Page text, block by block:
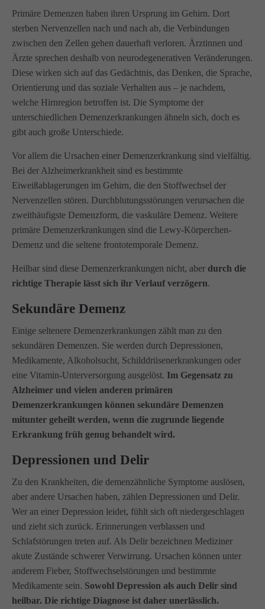
Primäre Demenzen haben ihren Ursprung im Gehirn. Dort
sterben Nervenzellen nach und nach ab, die Verbindungen
zwischen den Zellen gehen dauerhaft verloren. Ärztinnen und
Ärzte sprechen deshalb von neurodegenerativen Veränderungen.
Diese wirken sich auf das Gedächtnis, das Denken, die Sprache,
Orientierung und das soziale Verhalten aus – je nachdem,
welche Hirnregion betroffen ist. Die Symptome der
unterschiedlichen Demenzerkrankungen ähneln sich, doch es
gibt auch große Unterschiede.
Vor allem die Ursachen einer Demenzerkrankung sind vielfältig.
Bei der Alzheimerkrankheit sind es bestimmte
Eiweißablagerungen im Gehirn, die den Stoffwechsel der
Nervenzellen stören. Durchblutungsstörungen verursachen die
zweithäufigste Demenzform, die vaskuläre Demenz. Weitere
primäre Demenzerkrankungen sind die Lewy-Körperchen-
Demenz und die seltene frontotemporale Demenz.
Heilbar sind diese Demenzerkrankungen nicht, aber durch die
richtige Therapie lässt sich ihr Verlauf verzögern.
Sekundäre Demenz
Einige seltenere Demenzerkrankungen zählt man zu den
sekundären Demenzen. Sie werden durch Depressionen,
Medikamente, Alkoholsucht, Schilddrüsenerkrankungen oder
eine Vitamin-Unterversorgung ausgelöst. Im Gegensatz zu
Alzheimer und vielen anderen primären
Demenzerkrankungen können sekundäre Demenzen
mitunter geheilt werden, wenn die zugrunde liegende
Erkrankung früh genug behandelt wird.
Depressionen und Delir
Zu den Krankheiten, die demenzähnliche Symptome auslösen,
aber andere Ursachen haben, zählen Depressionen und Delir.
Wer an einer Depression leidet, fühlt sich oft niedergeschlagen
und zieht sich zurück. Erinnerungen verblassen und
Schlafstörungen treten auf. Als Delir bezeichnen Mediziner
akute Zustände schwerer Verwirrung. Ursachen können unter
anderem Fieber, Stoffwechselstörungen und bestimmte
Medikamente sein. Sowohl Depression als auch Delir sind
heilbar. Die richtige Diagnose ist daher unerlässlich.